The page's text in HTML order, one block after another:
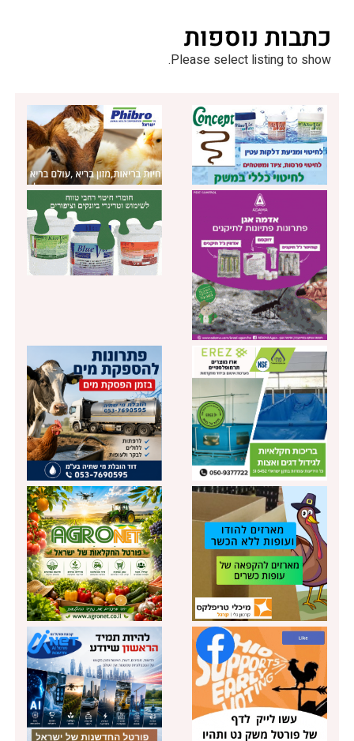
כתבות נוספות
Please select listing to show.